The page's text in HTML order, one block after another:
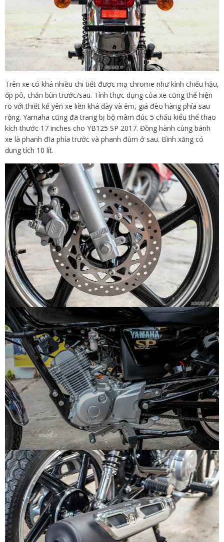
Trên xe có khá nhiều chi tiết được mạ chrome như kính chiếu hậu,
ốp pô, chắn bùn trước/sau. Tính thực dụng của xe cũng thể hiện
rõ với thiết kế yên xe liền khá dày và êm, giá đèo hàng phía sau
rộng. Yamaha cũng đã trang bị bộ mâm đúc 5 chấu kiểu thể thao
kích thước 17 inches cho YB125 SP 2017. Đồng hành cùng bánh
xe là phanh đĩa phía trước và phanh đùm ở sau. Bình xăng có
dung tích 10 lít.